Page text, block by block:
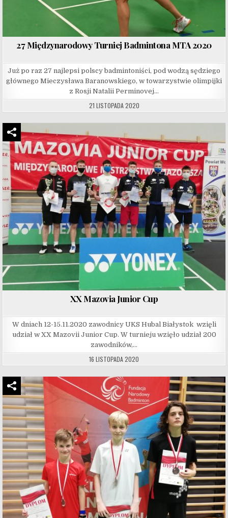
27 Międzynarodowy Turniej Badmintona MTA 2020
Już po raz 27 najlepsi polscy badmintoniści, pod wodzą sędziego
głównego Mieczysława Baranowskiego, w towarzystwie olimpijki
z Rosji Natalii Perminovej…
21 LISTOPADA 2020
XX Mazovia Junior Cup
W dniach 12-15.11.2020 zawodnicy UKS Hubal Białystok wzięli
udział w XX Mazovii Junior Cup. W turnieju wzięło udział 200
zawodników,…
16 LISTOPADA 2020